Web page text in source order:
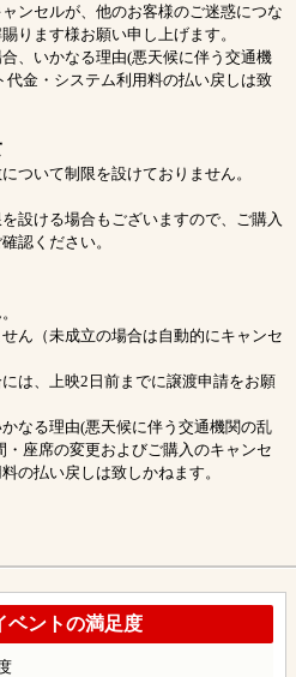
ンセルが、他のお客様のご迷惑につな
ります様お願い申し上げます。
、いかなる理由(悪天候に伴う交通機
金・システム利用料の払い戻しは致
ついて制限を設けておりません。
設ける場合もございますので、ご購入
認ください。
ん（未成立の場合は自動的にキャンセ
は、上映2日前までに譲渡申請をお願
なる理由(悪天候に伴う交通機関の乱
座席の変更およびご購入のキャンセ
の払い戻しは致しかねます。
ベントの満足度